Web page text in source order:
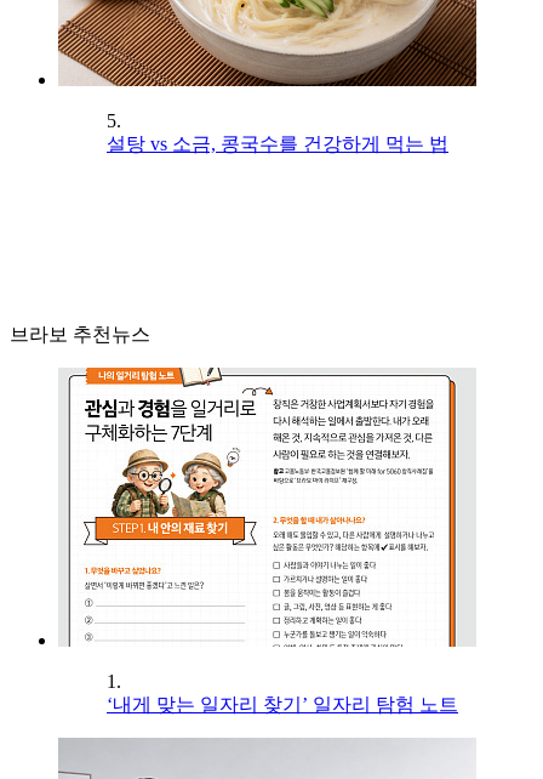
5.
설탕 vs 소금, 콩국수를 건강하게 먹는 법
브라보 추천뉴스
1.
‘내게 맞는 일자리 찾기’ 일자리 탐험 노트